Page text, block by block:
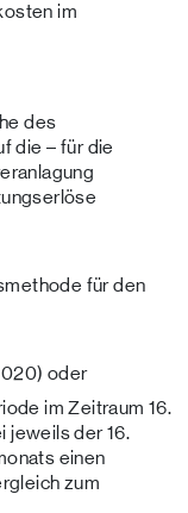
im
des
die – für die
für den
oder
im Zeitraum 16.
jeweils der 16.
einen
zum